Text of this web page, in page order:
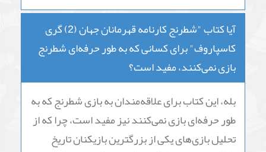
کاسپاروف" توصیه می‌شود؟
بله، اگر شما علاقه‌مند به بازی شطرنج هستید و به
دنبال کتابی هستید که به صورت جامع به تحلیل
بازی‌های یکی از بزرگترین بازیکنان شطرنج تاریخ،
یعنی گری کاسپاروف، بپردازد، پیشنهاد می‌کنیم که
کتاب "شطرنج کارنامه قهرمانان جهان (2) گری
کاسپاروف" را مطالعه کنید.